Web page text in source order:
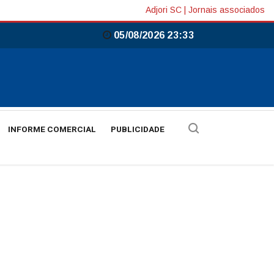
Adjori SC Jornais associados
05/08/2026 23:34
INFORME COMERCIAL PUBLICIDADE